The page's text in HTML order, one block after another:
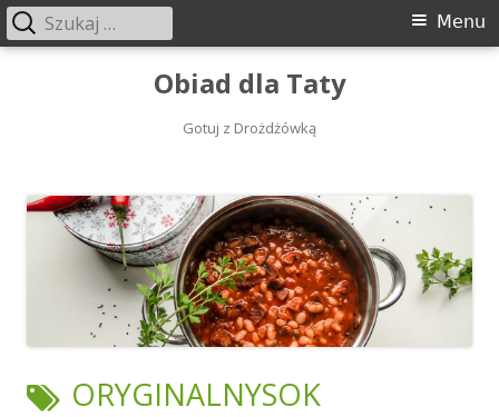
Obiad dla Taty
Gotuj z Drożdżówką
Menu
Menu
Szukaj:
TAGI:
ORYGINALNYSOK